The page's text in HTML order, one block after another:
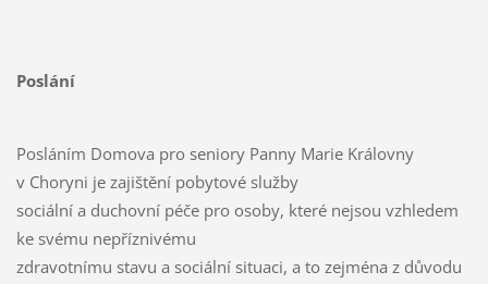
Poslání
Posláním Domova pro seniory Panny Marie Královny
v Choryni je zajištění pobytové služby
sociální a duchovní péče pro osoby, které nejsou vzhledem
ke svému nepříznivému
zdravotnímu stavu a sociální situaci, a to zejména z důvodu